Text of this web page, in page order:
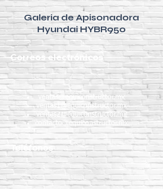
Galeria de Apisonadora
Hyundai HYBR950
Correos electrónicos
ventas@equiconstructor.mx
ventas1@equiconstructor.mx
ventas2@equiconstructor.mx
contacto@equiconstructor.mx
Teléfonos